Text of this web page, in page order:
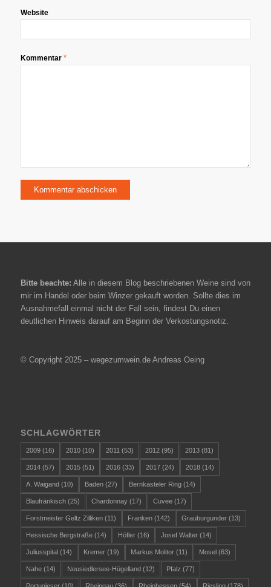
Website
Kommentar *
Bitte beachte: Alle in diesem Blog beschriebenen Weine sind von
mir im Handel oder beim Winzer gekauft worden. Sollte dies im
Ausnahmefall einmal nicht der Fall sein, findest Du einen
deutlichen Hinweis darauf am Beginn der Verkostungsnotiz.
© Copyright 2025 – wegezumwein.de Andreas Oeing
SCHLAGWÖRTER
2009(16) 2010(10) 2011 (53) 2012(95) 2013(81)
2014(57) 2015(51) 2016(33) 2017(24) 2018(14)
A. Waigand(10) Baden(27) Bernkasteler Ring(14)
Blaufränkisch(25) Chardonnay(17) Cuvee(17)
Forstmeister Geltz Zilliken(11) Franken(142) Grauburgunder(13)
Hessische Bergstraße(14) Höfler(16) Josef Walter(14)
Juliusspital(14) Kremer(19) Markus Molitor(11) Mosel(63)
Nahe(14) Neusiedlersee-Hügelland(12) Pfalz (77)